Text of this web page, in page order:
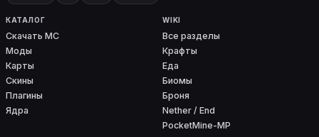
КАТАЛОГ
Скачать MC
Моды
Карты
Скины
Плагины
Ядра
WIKI
Все разделы
Крафты
Еда
Биомы
Броня
Nether / End
PocketMine-MP